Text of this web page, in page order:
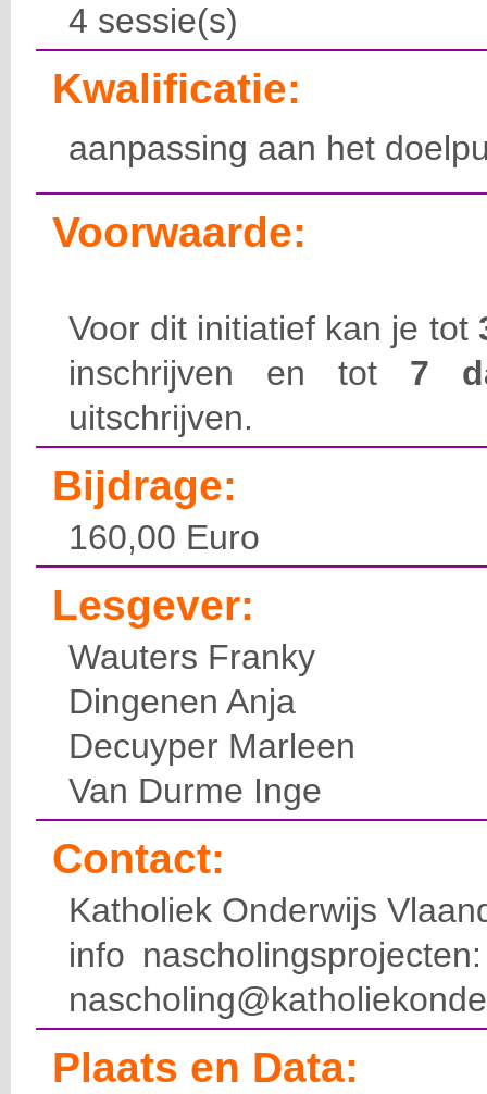
4 sessie(s)
Kwalificatie:
aanpassing aan het
Voorwaarde:
Voor dit initiatief kan je tot
inschrijven en tot 7
uitschrijven.
Bijdrage:
160,00 Euro
Lesgever:
Wauters Franky
Dingenen Anja
Decuyper Marleen
Van Durme Inge
Contact:
Katholiek Onderwijs
info
Plaats en Data: